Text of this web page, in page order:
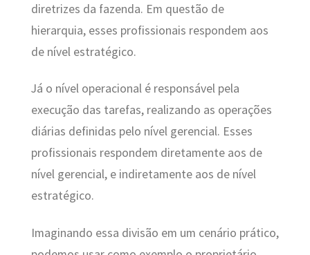
diretrizes da fazenda. Em questão de
hierarquia, esses profissionais respondem aos
de nível estratégico.
Já o nível operacional é responsável pela
execução das tarefas, realizando as operações
diárias definidas pelo nível gerencial. Esses
profissionais respondem diretamente aos de
nível gerencial, e indiretamente aos de nível
estratégico.
Imaginando essa divisão em um cenário prático,